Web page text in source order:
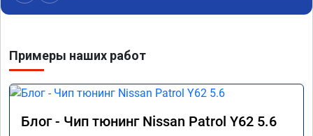
Примеры наших работ
Блог - Чип тюнинг Nissan Patrol Y62 5.6